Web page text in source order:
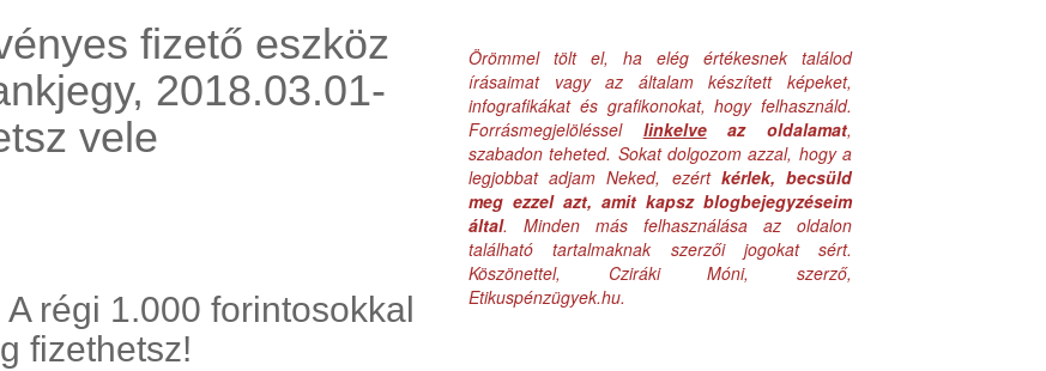
fizető eszköz
2018.03.01-
vele
A régi 1.000 forintosokkal
fizethetsz!
Örömmel tölt el, ha elég értékesnek találod
írásaimat vagy az általam készített képeket,
infografikákat és grafikonokat, hogy felhasználd.
Forrásmegjelöléssel linkelveaz oldalamat,
szabadon teheted. Sokat dolgozom azzal, hogy a
legjobbat adjam Neked, ezért kérlek, becsüld
meg ezzel azt, amit kapsz blogbejegyzéseim
által. Minden más felhasználása az oldalon
található tartalmaknak szerzői jogokat sért.
Köszönettel, Cziráki Móni, szerző,
Etikuspénzügyek.hu.